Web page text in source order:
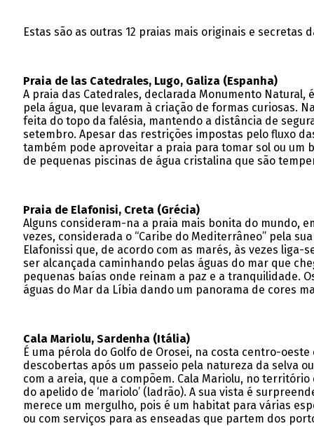
Estas são as outras 12 praias mais originais e
Praia de las Catedrales, Lugo, Galiza (Espanha)
A praia das Catedrales, declarada Monumento Natural,
pela água, que levaram à criação de formas curiosas.
feita do topo da falésia, mantendo a distância de
setembro. Apesar das restrições impostas pelo fluxo
também pode aproveitar a praia para tomar sol ou um
de pequenas piscinas de água cristalina que são
Praia de Elafonisi, Creta (Grécia)
Alguns consideram-na a praia mais bonita do mundo,
vezes, considerada o “Caribe do Mediterrâneo” pela
Elafonissi que, de acordo com as marés, às vezes
ser alcançada caminhando pelas águas do mar que
pequenas baías onde reinam a paz e a tranquilidade.
águas do Mar da Líbia dando um panorama de cores
Cala Mariolu, Sardenha (Itália)
É uma pérola do Golfo de Orosei, na costa centro-
descobertas após um passeio pela natureza da selva
com a areia, que a compõem. Cala Mariolu, no
do apelido de ‘mariolo’ (ladrão). A sua vista é
merece um mergulho, pois é um habitat para várias
ou com serviços para as enseadas que partem dos